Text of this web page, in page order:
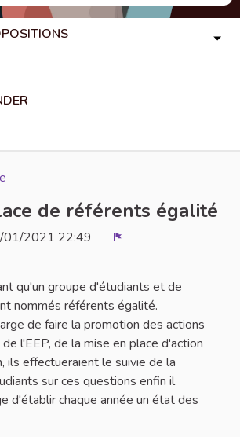
de référents égalité
01/2021 22:49
qu'un groupe d'étudiants et de
nommés référents égalité.
de faire la promotion des actions
l'EEP, de la mise en place d'action
ils effectueraient le suivie de la
sur ces questions enfin il
d'établir chaque année un état des